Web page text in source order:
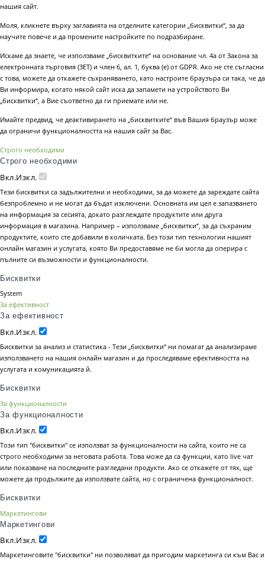
нашия сайт.
Моля, кликнете върху заглавията на отделните категории „бисквитки“, за да
научите повече и да промените настройките по подразбиране.
Искаме да знаете, че използваме „бисквитките“ на основание чл. 4а от Закона за
електронната търговия (ЗЕТ) и член 6, ал. 1, буква (е) от GDPR. Ако не сте съгласни
с това, можете да откажете съхраняването, като настроите браузъра си така, че да
Ви информира, когато някой сайт иска да запамети на устройството Ви
„бисквитки“, а Вие съответно да ги приемате или не.
Имайте предвид, че деактивирането на „бисквитките“ във Вашия браузър може
да ограничи функционалността на нашия сайт за Вас.
Строго необходими
Строго необходими
Вкл.Изкл.
Тези бисквитки са задължителни и необходими, за да можете да зареждате сайта
безпроблемно и не могат да бъдат изключени. Основната им цел е запазването
на информация за сесията, докато разглеждате продуктите или друга
информация в магазина. Например – използваме „бисквитки“, за да съхраним
продуктите, които сте добавили в количката. Без този тип технологии нашият
онлайн магазин и услугата, която Ви предоставяме не би могла да оперира с
пълните си възможности и функционалности.
Бисквитки
System
За ефективност
За ефективност
Вкл.Изкл.
Бисквитки за анализ и статистика - Тези „бисквитки“ ни помагат да анализираме
използването на нашия онлайн магазин и да проследяваме ефективността на
услугата и комуникацията й.
Бисквитки
За функционалности
За функционалности
Вкл.Изкл.
Този тип "бисквитки" се използват за функционалности на сайта, които не са
строго необходими за неговата работа. Това може да са функции, като live чат
или показване на последните разгледани продукти. Ако се откажете от тях, ще
можете да продължите да използвате сайта, но с ограничена функционалност.
Бисквитки
Маркетингови
Маркетингови
Вкл.Изкл.
Маркетинговите "бисквитки" ни позволяват да пригодим маркетинга си към Вас и